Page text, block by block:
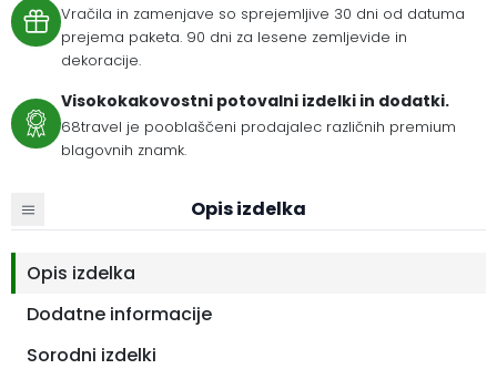
Vračila in zamenjave so sprejemljive 30 dni od datuma
prejema paketa. 90 dni za lesene zemljevide in
dekoracije.
Visokokakovostni potovalni izdelki in dodatki.
68travel je pooblaščeni prodajalec različnih premium
blagovnih znamk.
Opis izdelka
Opis izdelka
Dodatne informacije
Sorodni izdelki